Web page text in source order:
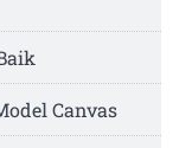
Canvas